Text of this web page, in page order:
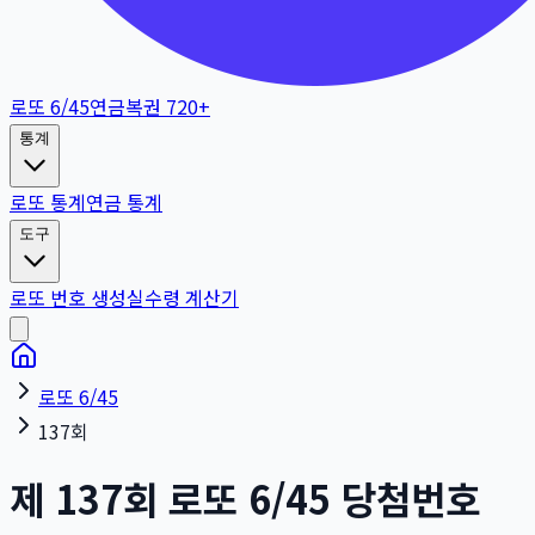
로또 6/45연금복권 720+
통계
로또 통계연금 통계
도구
로또 번호 생성실수령 계산기
로또 6/45
137회
제 137회 로또 6/45 당첨번호